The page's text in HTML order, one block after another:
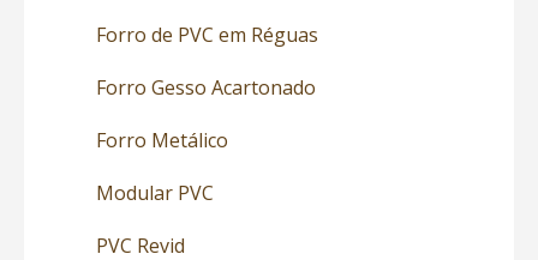
Forro de PVC em Réguas
Forro Gesso Acartonado
Forro Metálico
Modular PVC
PVC Revid